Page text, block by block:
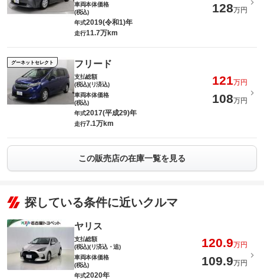
車両本体価格
(税込)
128万円
年式2019(令和1)年
走行11.7万km
グーネットセレクト フリード
支払総額
(税込)(リ済込)
121万円
車両本体価格
(税込)
108万円
年式2017(平成29)年
走行7.1万km
この販売店の在庫一覧を見る
探している条件に近いクルマ
ヤリス
支払総額
(税込)(リ済込・追)
120.9万円
車両本体価格
(税込)
109.9万円
年式2020年